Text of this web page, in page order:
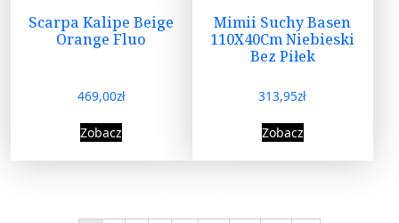
Scarpa Kalipe Beige
Orange Fluo
469,00zł
Zobacz
Mimii Suchy Basen
110X40Cm Niebieski
Bez Piłek
313,95zł
Zobacz